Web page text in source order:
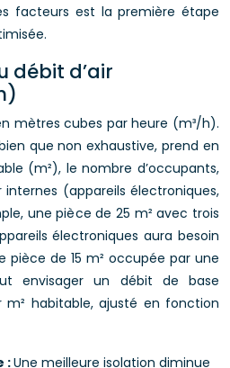
facteurs est la première étape
débit d’air
mètres cubes par heure (m³/h).
que non exhaustive, prend en
(m²), le nombre d’occupants,
(appareils électroniques,
une pièce de 25 m² avec trois
électroniques aura besoin
pièce de 15 m² occupée par une
envisager un débit de base
m² habitable, ajusté en fonction
:Une meilleure isolation diminue